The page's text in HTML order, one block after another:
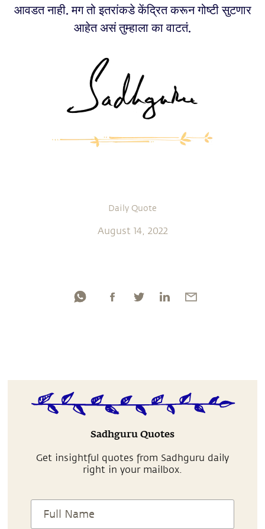
आवडत नाही. मग तो इतरांकडे केंद्रित करून गोष्टी सुटणार
आहेत असं तुम्हाला का वाटतं.
Daily Quote
August 14, 2022
Sadhguru Quotes
Get insightful quotes from Sadhguru daily
right in your mailbox.